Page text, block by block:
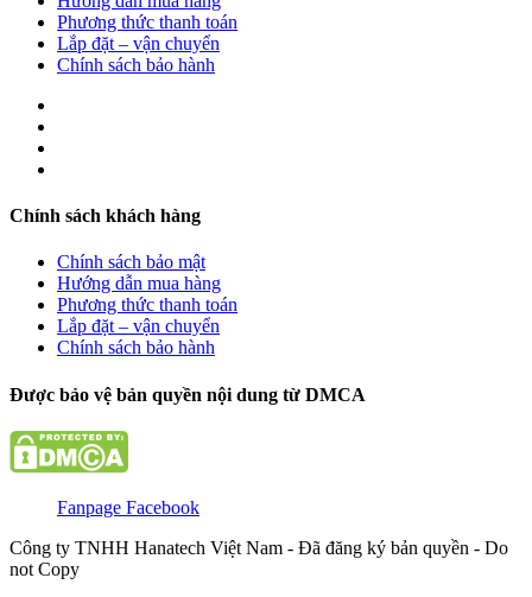
Phương thức thanh toán
Lắp đặt – vận chuyển
Chính sách bảo hành
Chính sách khách hàng
Chính sách bảo mật
Hướng dẫn mua hàng
Phương thức thanh toán
Lắp đặt – vận chuyển
Chính sách bảo hành
Được bảo vệ bản quyền nội dung từ DMCA
Fanpage Facebook
Công ty TNHH Hanatech Việt Nam - Đã đăng ký bản quyền - Do
not Copy